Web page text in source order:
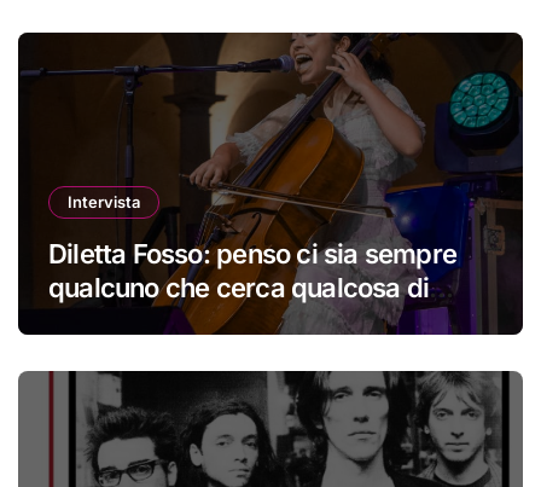
Intervista
Diletta Fosso: penso ci sia sempre
qualcuno che cerca qualcosa di